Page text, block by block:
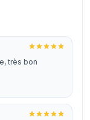
très bon